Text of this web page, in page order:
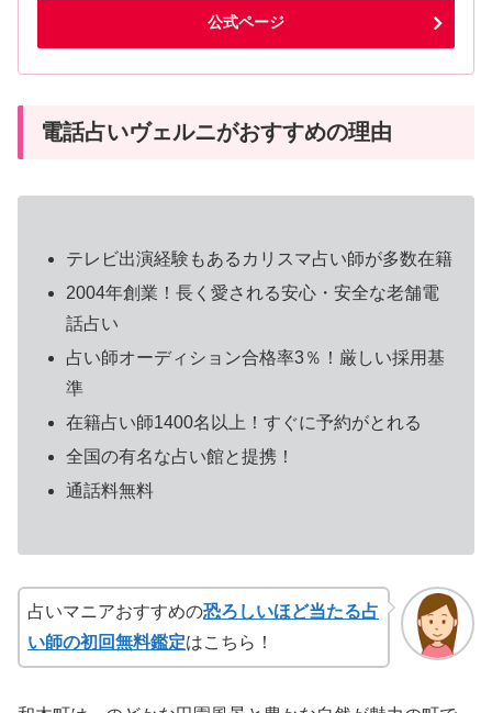
公式ページ
電話占いヴェルニがおすすめの理由
テレビ出演経験もあるカリスマ占い師が多数在籍
2004年創業！長く愛される安心・安全な老舗電
話占い
占い師オーディション合格率3％！厳しい採用基
準
在籍占い師1400名以上！すぐに予約がとれる
全国の有名な占い館と提携！
通話料無料
占いマニアおすすめの恐ろしいほど当たる占
い師の初回無料鑑定はこちら！